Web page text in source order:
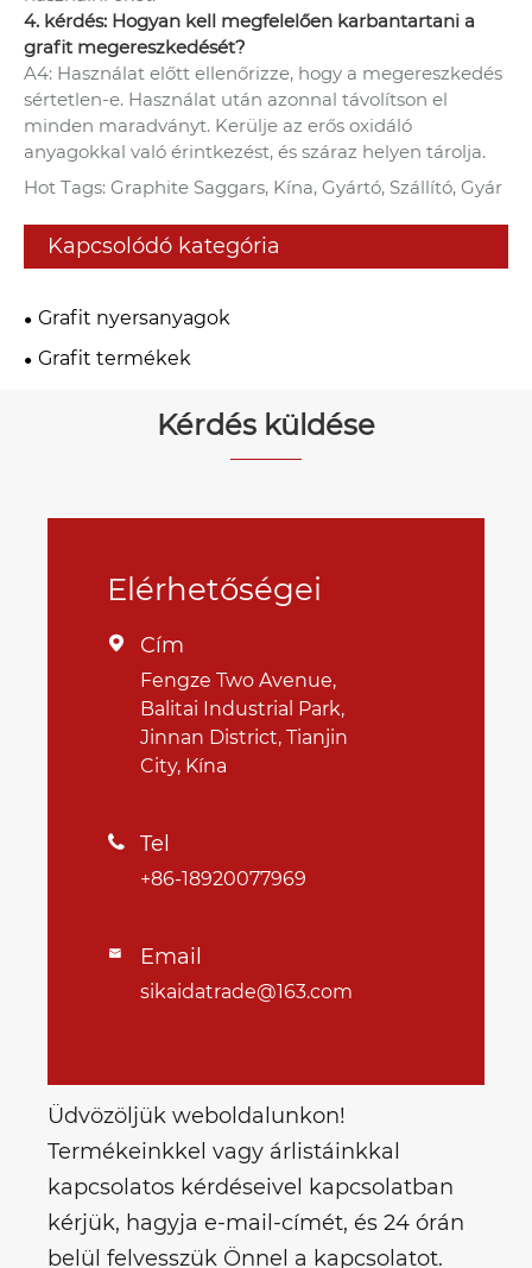
4. kérdés: Hogyan kell megfelelően karbantartani a
grafit megereszkedését?
A4: Használat előtt ellenőrizze, hogy a megereszkedés
sértetlen-e. Használat után azonnal távolítson el
minden maradványt. Kerülje az erős oxidáló
anyagokkal való érintkezést, és száraz helyen tárolja.
Hot Tags: Graphite Saggars, Kína, Gyártó, Szállító, Gyár
Kapcsolódó kategória
Grafit nyersanyagok
Grafit termékek
Kérdés küldése
Elérhetőségei
 Cím
Fengze Two Avenue,
Balitai Industrial Park,
Jinnan District, Tianjin
City, Kína
 Tel
+86-18920077969
 Email
sikaidatrade@163.com
Üdvözöljük weboldalunkon!
Termékeinkkel vagy árlistáinkkal
kapcsolatos kérdéseivel kapcsolatban
kérjük, hagyja e-mail-címét, és 24 órán
belül felvesszük Önnel a kapcsolatot.